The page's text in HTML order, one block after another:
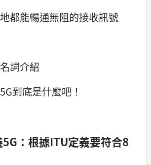
都能暢通無阻的接收訊號
詞介紹
到底是什麼吧！
：根據ITU定義要符合8